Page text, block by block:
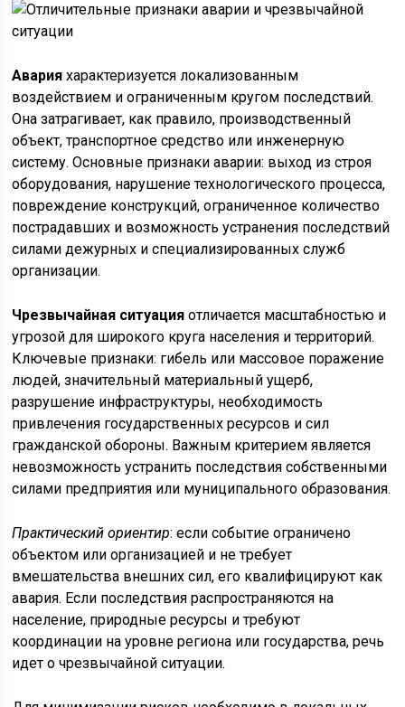
Авария характеризуется локализованным
воздействием и ограниченным кругом последствий.
Она затрагивает, как правило, производственный
объект, транспортное средство или инженерную
систему. Основные признаки аварии: выход из строя
оборудования, нарушение технологического процесса,
повреждение конструкций, ограниченное количество
пострадавших и возможность устранения последствий
силами дежурных и специализированных служб
организации.
Чрезвычайная ситуация отличается масштабностью и
угрозой для широкого круга населения и территорий.
Ключевые признаки: гибель или массовое поражение
людей, значительный материальный ущерб,
разрушение инфраструктуры, необходимость
привлечения государственных ресурсов и сил
гражданской обороны. Важным критерием является
невозможность устранить последствия собственными
силами предприятия или муниципального образования.
Практический ориентир: если событие ограничено
объектом или организацией и не требует
вмешательства внешних сил, его квалифицируют как
авария. Если последствия распространяются на
население, природные ресурсы и требуют
координации на уровне региона или государства, речь
идет о чрезвычайной ситуации.